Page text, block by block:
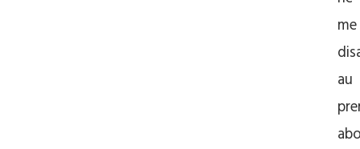
me
au